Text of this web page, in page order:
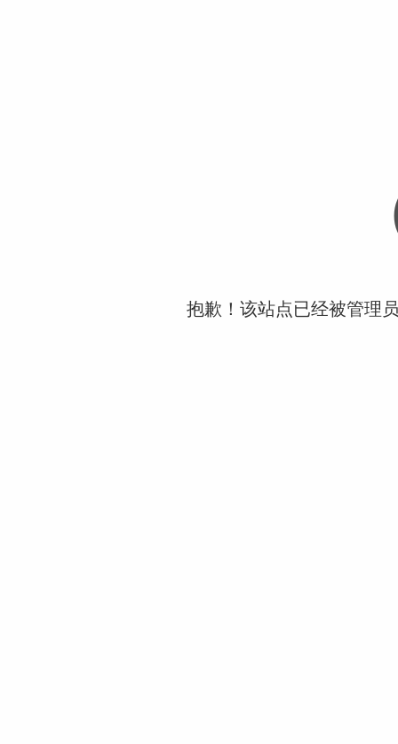
抱歉！该站点已经被管理